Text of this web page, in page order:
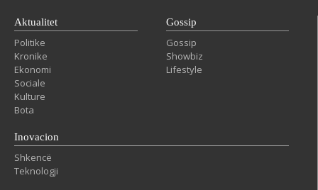
Aktualitet
Politike
Kronike
Ekonomi
Sociale
Kulture
Bota
Gossip
Gossip
Showbiz
Lifestyle
Inovacion
Shkencë
Teknologji